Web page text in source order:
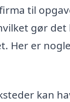
til
gør
Her er
kan